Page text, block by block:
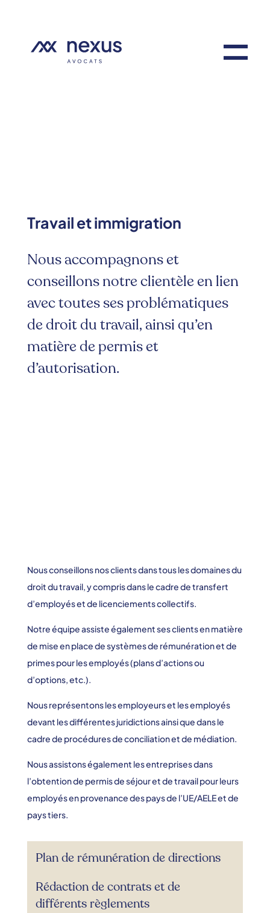
Travail et immigration
Nous accompagnons et
conseillons notre clientèle en lien
avec toutes ses problématiques
de droit du travail, ainsi qu’en
matière de permis et
d’autorisation.
Nous conseillons nos clients dans tous les domaines du
droit du travail, y compris dans le cadre de transfert
d’employés et de licenciements collectifs.
Notre équipe assiste également ses clients en matière
de mise en place de systèmes de rémunération et de
primes pour les employés (plans d’actions ou
d’options, etc.).
Nous représentons les employeurs et les employés
devant les différentes juridictions ainsi que dans le
cadre de procédures de conciliation et de médiation.
Nous assistons également les entreprises dans
l’obtention de permis de séjour et de travail pour leurs
employés en provenance des pays de l’UE/AELE et de
pays tiers.
Plan de rémunération de directions
Rédaction de contrats et de
différents règlements